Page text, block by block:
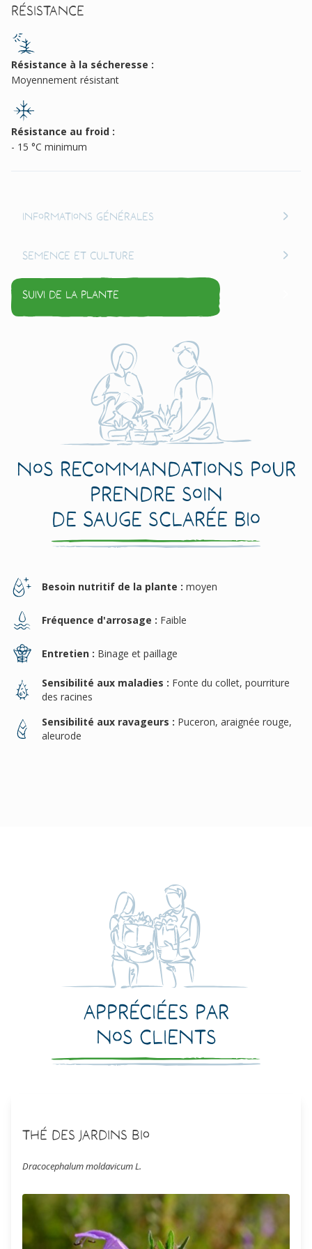
Résistance
Résistance à la sécheresse :
Moyennement résistant
Résistance au froid :
- 15 °C minimum
Informations générales
Semence et culture
Suivi de la plante
Nos recommandations pour
prendre soin
de Sauge sclarée Bio
Besoin nutritif de la plante : moyen
Fréquence d'arrosage : Faible
Entretien : Binage et paillage
Sensibilité aux maladies : Fonte du collet, pourriture
des racines
Sensibilité aux ravageurs : Puceron, araignée rouge,
aleurode
Appréciées par
nos clients
Thé des jardins Bio
Dracocephalum moldavicum L.